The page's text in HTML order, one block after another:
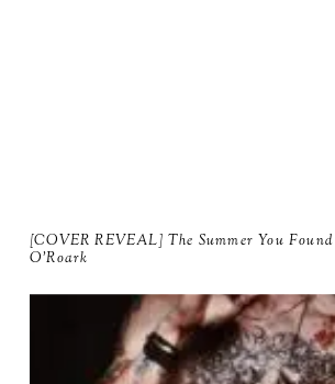
[COVER REVEAL] The Summer You
O'Roark